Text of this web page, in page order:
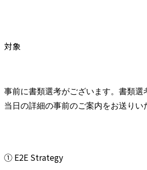
対象
事前に書類選考がございます。書類選
当日の詳細の事前のご案内をお送りい
① E2E Strategy